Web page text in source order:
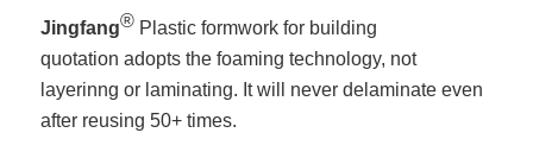
Jingfang® Plastic formwork for building
quotation adopts the foaming technology, not
layerinng or laminating. It will never delaminate even
after reusing 50+ times.